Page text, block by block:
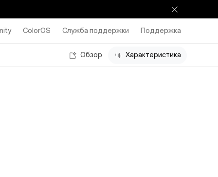
ColorOS Служба поддержки Поддержка
Обзор Характеристика